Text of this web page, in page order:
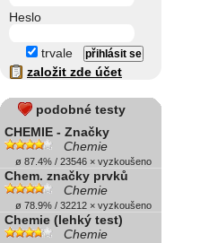
Heslo
trvale
založit zde účet
podobné testy
CHEMIE - Značky
Chemie
ø 87.4% / 23546 × vyzkoušeno
Chem. značky prvků
Chemie
ø 78.9% / 32212 × vyzkoušeno
Chemie (lehký test)
Chemie